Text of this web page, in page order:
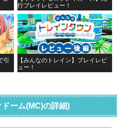
行プレイレビュー！
引
【みんなのトレイン】プレイレビ
ュー！
ーム(MC)の詳細)